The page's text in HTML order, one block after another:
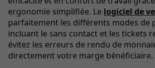
ergonomie simplifiée. Le logiciel de
parfaitement les différents modes de
incluant le sans contact et les tickets
évitez les erreurs de rendu de
directement votre marge bénéficiaire.